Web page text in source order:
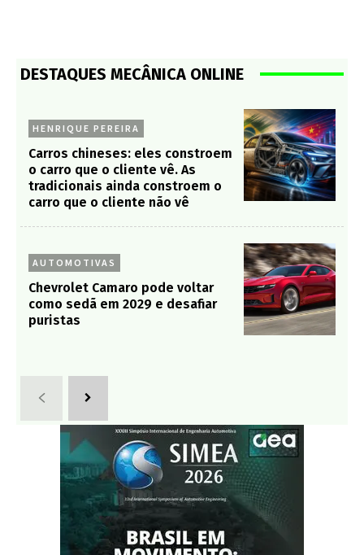
DESTAQUES MECÂNICA ONLINE
HENRIQUE PEREIRA
Carros chineses: eles constroem
o carro que o cliente vê. As
tradicionais ainda constroem o
carro que o cliente não vê
AUTOMOTIVAS
Chevrolet Camaro pode voltar
como sedã em 2029 e desafiar
puristas